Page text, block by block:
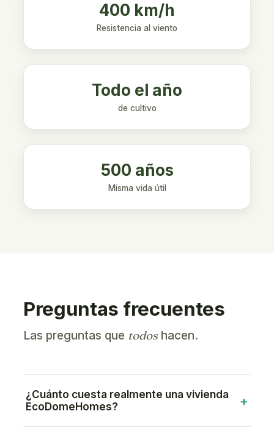
400 km/h
Resistencia al viento
Todo el año
de cultivo
500 años
Misma vida útil
Preguntas frecuentes
Las preguntas que todoshacen.
¿Cuánto cuesta realmente una vivienda
EcoDomeHomes?